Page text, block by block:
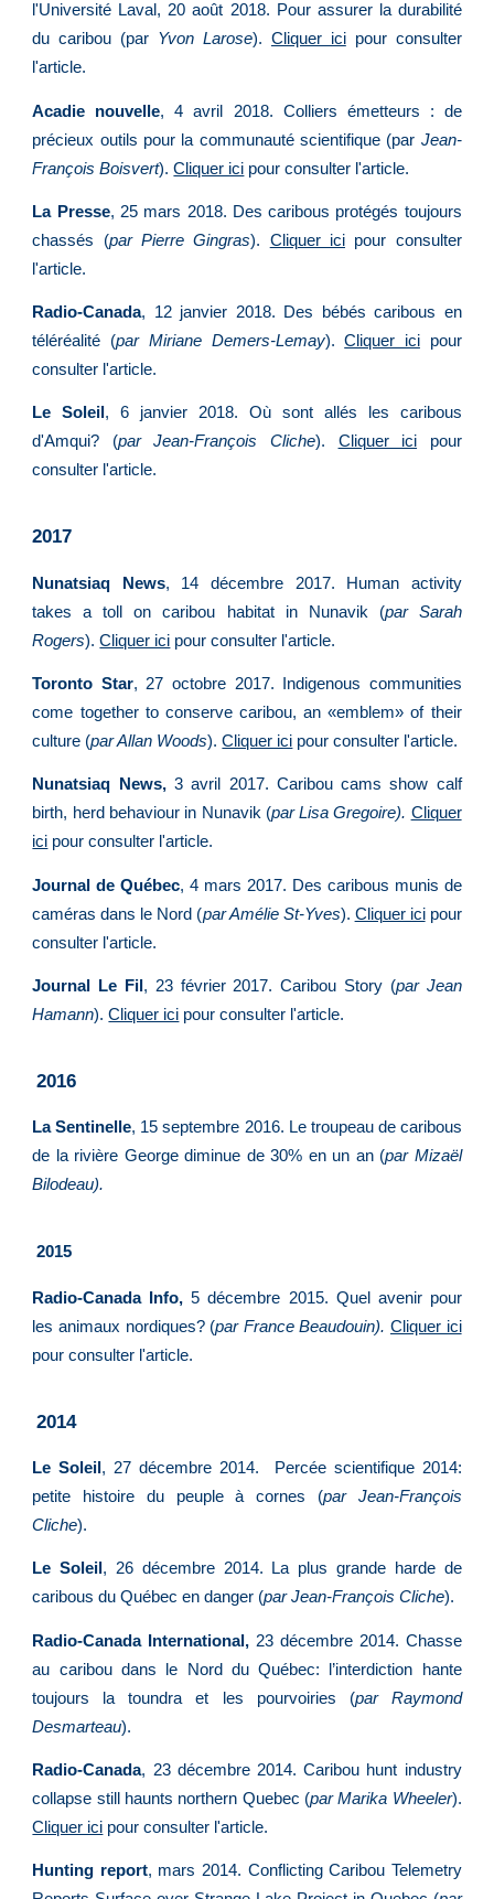
l'Université Laval, 20 août 2018. Pour assurer la durabilité
du caribou (par Yvon Larose). Cliquer icipour consulter
l'article.
Acadie nouvelle, 4 avril 2018. Colliers émetteurs : de
précieux outils pour la communauté scientifique (par Jean-
François Boisvert).Cliquer ici pour consulter l'article.
La Presse, 25 mars 2018. Des caribous protégés toujours
chassés (par Pierre Gingras). Cliquer icipour consulter
l'article.
Radio-Canada, 12 janvier 2018. Des bébés caribous en
téléréalité (par Miriane Demers-Lemay).Cliquer icipour
consulter l'article.
Le Soleil , 6 janvier 2018. Où sont allés les caribous
d'Amqui? (par Jean-François Cliche). Cliquer ici pour
consulter l'article.
2017
Nunatsiaq News, 14 décembre 2017. Human activity
takes a toll on caribou habitat in Nunavik (par Sarah
Rogers).Cliquer ici pour consulter l'article.
Toronto Star, 27 octobre 2017. Indigenous communities
come together to conserve caribou, an «emblem» of their
culture (par Allan Woods).Cliquer ici pour consulter l'article.
Nunatsiaq News,3 avril 2017. Caribou cams show calf
birth, herd behaviour in Nunavik (par Lisa Gregoire). Cliquer
ici pour consulter l'article.
Journal de Québec, 4 mars 2017. Des caribous munis de
caméras dans le Nord (par Amélie St-Yves). Cliquer icipour
consulter l'article.
Journal Le Fil , 23 février 2017. Caribou Story (par Jean
Hamann).Cliquer ici pour consulter l'article.
2016
La Sentinelle, 15 septembre 2016. Le troupeau de caribous
de la rivière George diminue de 30% en un an (par Mizaël
Bilodeau).
2015
Radio-Canada Info, 5 décembre 2015. Quel avenir pour
les animaux nordiques? (par France Beaudouin). Cliquer ici
pour consulter l'article.
2014
Le Soleil , 27 décembre 2014. Percée scientifique 2014:
petite histoire du peuple à cornes (par Jean-François
Cliche).
Le Soleil , 26 décembre 2014. La plus grande harde de
caribous du Québec en danger (par Jean-François Cliche).
Radio-Canada International, 23 décembre 2014. Chasse
au caribou dans le Nord du Québec: l’interdiction hante
toujours la toundra et les pourvoiries (par Raymond
Desmarteau).
Radio-Canada, 23 décembre 2014. Caribou hunt industry
collapse still haunts northern Quebec (par Marika Wheeler).
Cliquer ici pour consulter l'article.
Hunting report, mars 2014. Conflicting Caribou Telemetry